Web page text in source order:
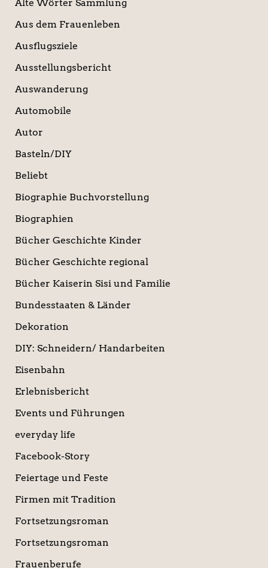
Alte Wörter Sammlung
Aus dem Frauenleben
Ausflugsziele
Ausstellungsbericht
Auswanderung
Automobile
Autor
Basteln/DIY
Beliebt
Biographie Buchvorstellung
Biographien
Bücher Geschichte Kinder
Bücher Geschichte regional
Bücher Kaiserin Sisi und Familie
Bundesstaaten & Länder
Dekoration
DIY: Schneidern/ Handarbeiten
Eisenbahn
Erlebnisbericht
Events und Führungen
everyday life
Facebook-Story
Feiertage und Feste
Firmen mit Tradition
Fortsetzungsroman
Fortsetzungsroman
Frauenberufe